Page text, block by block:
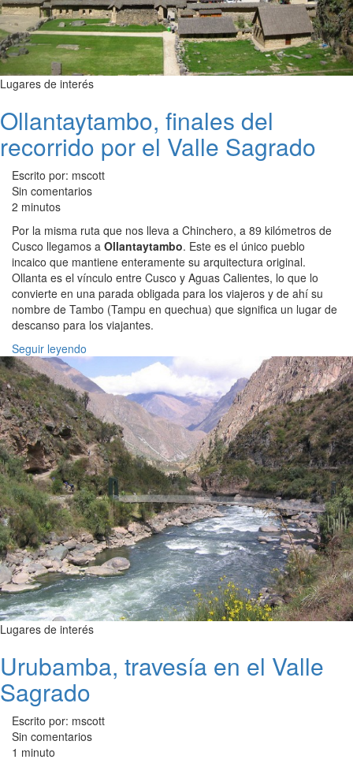
Lugares de interés
Ollantaytambo, finales del
recorrido por el Valle Sagrado
Escrito por: mscott
Sin comentarios
2 minutos
Por la misma ruta que nos lleva a Chinchero, a 89 kilómetros de
Cusco llegamos a Ollantaytambo. Este es el único pueblo
incaico que mantiene enteramente su arquitectura original.
Ollanta es el vínculo entre Cusco y Aguas Calientes, lo que lo
convierte en una parada obligada para los viajeros y de ahí su
nombre de Tambo (Tampu en quechua) que significa un lugar de
descanso para los viajantes.
Seguir leyendo
Lugares de interés
Urubamba, travesía en el Valle
Sagrado
Escrito por: mscott
Sin comentarios
1 minuto